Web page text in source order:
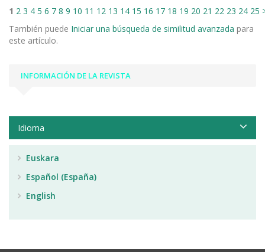
1 2 3 4 5 6 7 8 9 10 11 12 13 14 15 16 17 18 19 20 21 22 23 24 25
También puede Iniciar una búsqueda de similitud avanzada para
este artículo.
INFORMACIÓN DE LA REVISTA
Idioma
Euskara
Español (España)
English